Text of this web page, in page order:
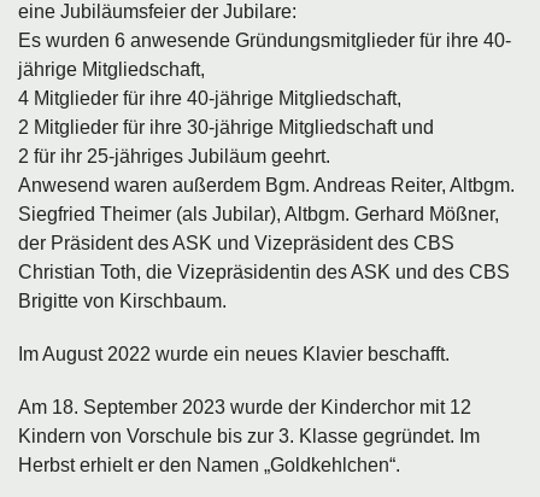
eine Jubiläumsfeier der Jubilare:
Es wurden 6 anwesende Gründungsmitglieder für ihre 40-
jährige Mitgliedschaft,
4 Mitglieder für ihre 40-jährige Mitgliedschaft,
2 Mitglieder für ihre 30-jährige Mitgliedschaft und
2 für ihr 25-jähriges Jubiläum geehrt.
Anwesend waren außerdem Bgm. Andreas Reiter, Altbgm.
Siegfried Theimer (als Jubilar), Altbgm. Gerhard Mößner,
der Präsident des ASK und Vizepräsident des CBS
Christian Toth, die Vizepräsidentin des ASK und des CBS
Brigitte von Kirschbaum.
Im August 2022 wurde ein neues Klavier beschafft.
Am 18. September 2023 wurde der Kinderchor mit 12
Kindern von Vorschule bis zur 3. Klasse gegründet. Im
Herbst erhielt er den Namen „Goldkehlchen“.